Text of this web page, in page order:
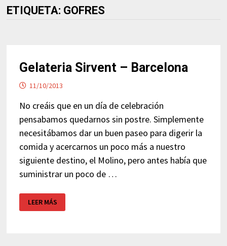
ETIQUETA: GOFRES
Gelateria Sirvent – Barcelona
11/10/2013
No creáis que en un día de celebración
pensabamos quedarnos sin postre. Simplemente
necesitábamos dar un buen paseo para digerir la
comida y acercarnos un poco más a nuestro
siguiente destino, el Molino, pero antes había que
suministrar un poco de …
GELATERIA
SIRVENT
–
LEER MÁS